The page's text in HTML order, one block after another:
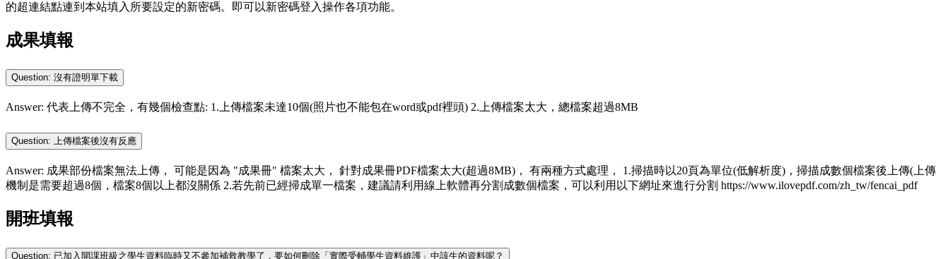
的超連結點連到本站填入所要設定的新密碼。即可以新密碼登入操作各項功能。
成果填報
Question: 沒有證明單下載
Answer: 代表上傳不完全，有幾個檢查點: 1.上傳檔案未達10個(照片也不能包在word或pdf裡頭) 2.上傳檔案太大，總檔案超過8MB
Question: 上傳檔案後沒有反應
Answer: 成果部份檔案無法上傳， 可能是因為 "成果冊" 檔案太大， 針對成果冊PDF檔案太大(超過8MB)， 有兩種方式處理， 1.掃描時以20頁為單位(低解析度)，掃描成數個檔案後上傳(上傳
機制是需要超過8個，檔案8個以上都沒關係 2.若先前已經掃成單一檔案，建議請利用線上軟體再分割成數個檔案，可以利用以下網址來進行分割 https://www.ilovepdf.com/zh_tw/fencai_pdf
開班填報
Question: 已加入開課班級之學生資料臨時又不參加補救教學了，要如何刪除「實際受輔學生資料維護」中該生的資料呢？